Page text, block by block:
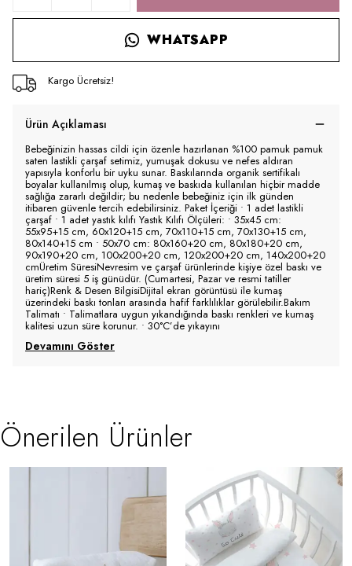
WHATSAPP
Kargo Ücretsiz!
Ürün Açıklaması
Bebeğinizin hassas cildi için özenle hazırlanan %100 pamuk pamuk
saten lastikli çarşaf setimiz, yumuşak dokusu ve nefes aldıran
yapısıyla konforlu bir uyku sunar. Baskılarında organik sertifikalı
boyalar kullanılmış olup, kumaş ve baskıda kullanılan hiçbir madde
sağlığa zararlı değildir; bu nedenle bebeğiniz için ilk günden
itibaren güvenle tercih edebilirsiniz. Paket İçeriği • 1 adet lastikli
çarşaf • 1 adet yastık kılıfı Yastık Kılıfı Ölçüleri: • 35x45 cm:
55x95+15 cm, 60x120+15 cm, 70x110+15 cm, 70x130+15 cm,
80x140+15 cm • 50x70 cm: 80x160+20 cm, 80x180+20 cm,
90x190+20 cm, 100x200+20 cm, 120x200+20 cm, 140x200+20
cmÜretim SüresiNevresim ve çarşaf ürünlerinde kişiye özel baskı ve
üretim süresi 5 iş günüdür. (Cumartesi, Pazar ve resmi tatiller
hariç)Renk & Desen BilgisiDijital ekran görüntüsü ile kumaş
üzerindeki baskı tonları arasında hafif farklılıklar görülebilir.Bakım
Talimatı • Talimatlara uygun yıkandığında baskı renkleri ve kumaş
kalitesi uzun süre korunur. • 30°C’de yıkayını
Devamını Göster
Önerilen Ürünler